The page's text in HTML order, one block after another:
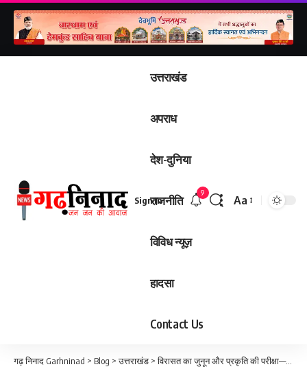
उत्तराखंड
अपराध
देश-दुनिया
राजनीति
विविध न्यूज़
हादसा
Contact Us
Sign In
9
Font
Aa
गढ़ निनाद Garhninad > Blog >उत्तराखंड >विरासत का जुनून और प्रकृति की परीक्षा— बारिश के बीच टेंट में घुसा पानी, पर नहीं डिगा प्रदीप थपलियाल का गैरसैंण संकल्प